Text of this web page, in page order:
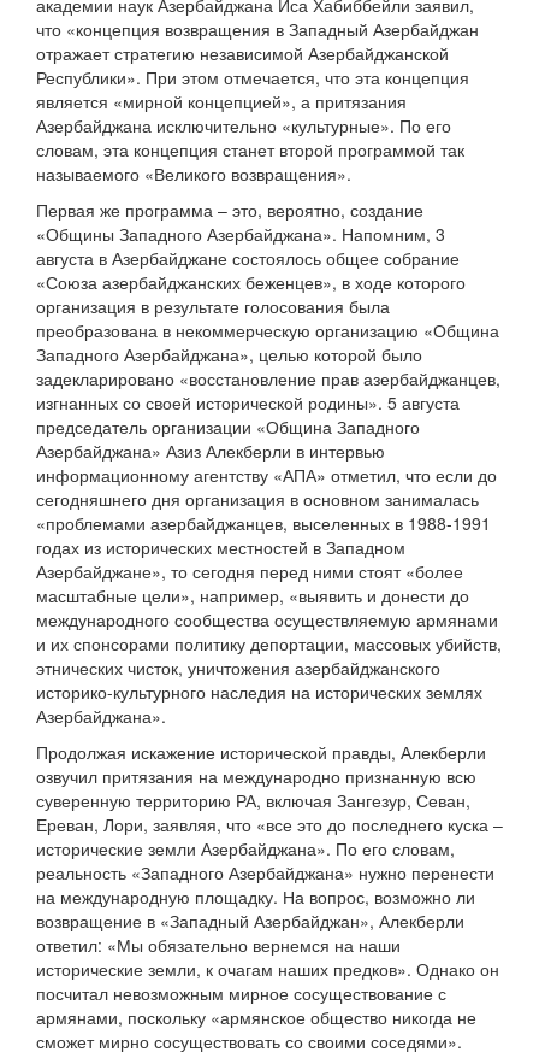
академии наук Азербайджана Иса Хабиббейли заявил,
что «концепция возвращения в Западный Азербайджан
отражает стратегию независимой Азербайджанской
Республики». При этом отмечается, что эта концепция
является «мирной концепцией», а притязания
Азербайджана исключительно «культурные». По его
словам, эта концепция станет второй программой так
называемого «Великого возвращения».
Первая же программа – это, вероятно, создание
«Общины Западного Азербайджана». Напомним, 3
августа в Азербайджане состоялось общее собрание
«Союза азербайджанских беженцев», в ходе которого
организация в результате голосования была
преобразована в некоммерческую организацию «Община
Западного Азербайджана», целью которой было
задекларировано «восстановление прав азербайджанцев,
изгнанных со своей исторической родины». 5 августа
председатель организации «Община Западного
Азербайджана» Азиз Алекберли в интервью
информационному агентству «АПА» отметил, что если до
сегодняшнего дня организация в основном занималась
«проблемами азербайджанцев, выселенных в 1988-1991
годах из исторических местностей в Западном
Азербайджане», то сегодня перед ними стоят «более
масштабные цели», например, «выявить и донести до
международного сообщества осуществляемую армянами
и их спонсорами политику депортации, массовых убийств,
этнических чисток, уничтожения азербайджанского
историко-культурного наследия на исторических землях
Азербайджана».
Продолжая искажение исторической правды, Алекберли
озвучил притязания на международно признанную всю
суверенную территорию РА, включая Зангезур, Севан,
Ереван, Лори, заявляя, что «все это до последнего куска –
исторические земли Азербайджана». По его словам,
реальность «Западного Азербайджана» нужно перенести
на международную площадку. На вопрос, возможно ли
возвращение в «Западный Азербайджан», Алекберли
ответил: «Мы обязательно вернемся на наши
исторические земли, к очагам наших предков». Однако он
посчитал невозможным мирное сосуществование с
армянами, поскольку «армянское общество никогда не
сможет мирно сосуществовать со своими соседями».